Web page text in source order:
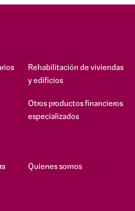
Rehabilitación de viviendas
y edificios
Otros productos financieros
especializados
Quienes somos